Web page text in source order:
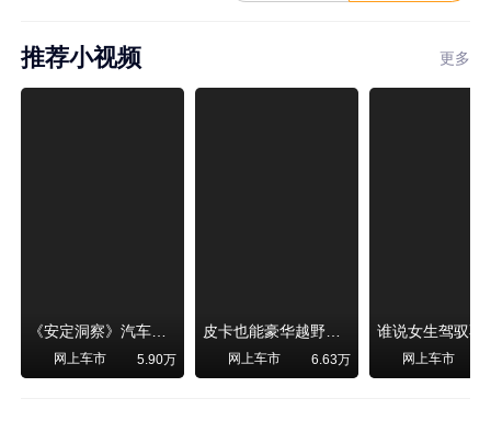
推荐小视频 更多
《安定洞察》汽车烧不烧油，和石油安全无关！
网上车市 5.90万
皮卡也能豪华越野！纵横F700上市，限时卖29.99万起
网上车市 6.63万 网上车市